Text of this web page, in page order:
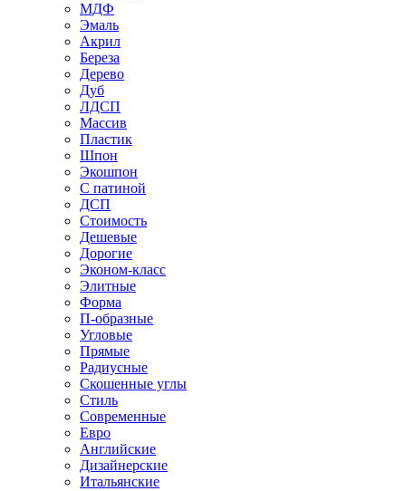
МДФ
Эмаль
Акрил
Береза
Дерево
Дуб
ЛДСП
Массив
Пластик
Шпон
Экошпон
С патиной
ДСП
Стоимость
Дешевые
Дорогие
Эконом-класс
Элитные
Форма
П-образные
Угловые
Прямые
Радиусные
Скошенные углы
Стиль
Современные
Евро
Английские
Дизайнерские
Итальянские